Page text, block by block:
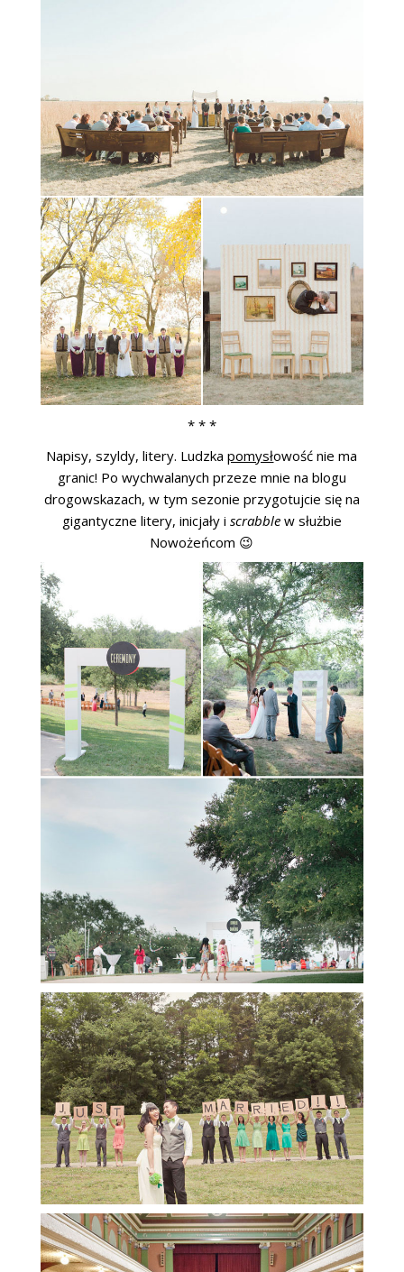
* * *
Napisy, szyldy, litery. Ludzkapomysłowość nie ma
granic! Po wychwalanych przeze mnie na blogu
drogowskazach, w tym sezonie przygotujcie się na
gigantyczne litery, inicjały i scrabblew służbie
Nowożeńcom 😉